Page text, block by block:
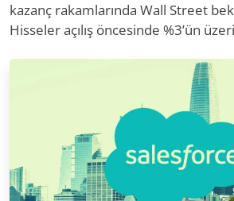
kazanç rakamlarında Wall Street
Hisseler açılış öncesinde %3’ün